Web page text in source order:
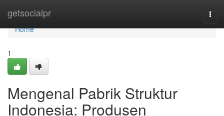
getsocialpr
Home
Home
1
Mengenal Pabrik Struktur
Indonesia: Produsen